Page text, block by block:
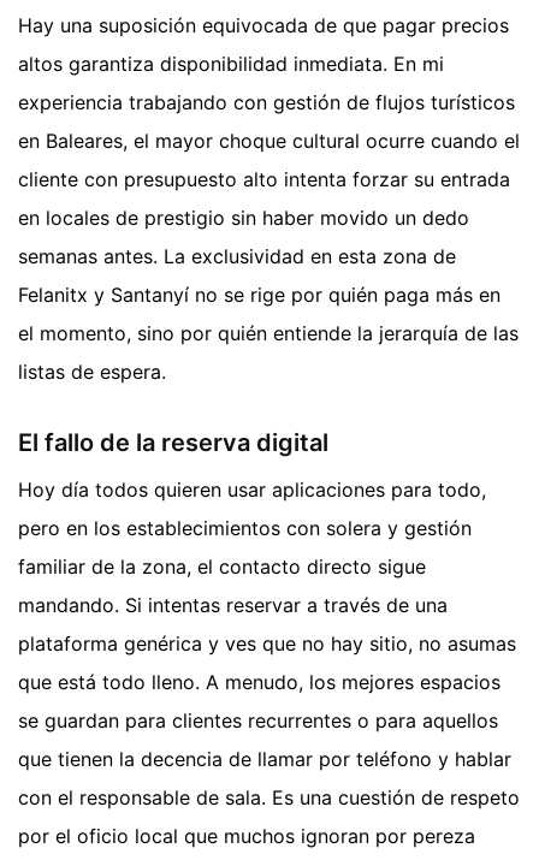
Hay una suposición equivocada de que pagar precios
altos garantiza disponibilidad inmediata. En mi
experiencia trabajando con gestión de flujos turísticos
en Baleares, el mayor choque cultural ocurre cuando el
cliente con presupuesto alto intenta forzar su entrada
en locales de prestigio sin haber movido un dedo
semanas antes. La exclusividad en esta zona de
Felanitx y Santanyí no se rige por quién paga más en
el momento, sino por quién entiende la jerarquía de las
listas de espera.
El fallo de la reserva digital
Hoy día todos quieren usar aplicaciones para todo,
pero en los establecimientos con solera y gestión
familiar de la zona, el contacto directo sigue
mandando. Si intentas reservar a través de una
plataforma genérica y ves que no hay sitio, no asumas
que está todo lleno. A menudo, los mejores espacios
se guardan para clientes recurrentes o para aquellos
que tienen la decencia de llamar por teléfono y hablar
con el responsable de sala. Es una cuestión de respeto
por el oficio local que muchos ignoran por pereza